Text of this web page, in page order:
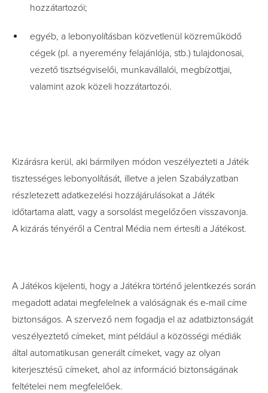
hozzátartozói;
egyéb, a lebonyolításban közvetlenül közreműködő
cégek (pl. a nyeremény felajánlója, stb.) tulajdonosai,
vezető tisztségviselői, munkavállalói, megbízottjai,
valamint azok közeli hozzátartozói.
Kizárásra kerül, aki bármilyen módon veszélyezteti a Játék
tisztességes lebonyolítását, illetve a jelen Szabályzatban
részletezett adatkezelési hozzájárulásokat a Játék
időtartama alatt, vagy a sorsolást megelőzően visszavonja.
A kizárás tényéről a Central Média nem értesíti a Játékost.
A Játékos kijelenti, hogy a Játékra történő jelentkezés során
megadott adatai megfelelnek a valóságnak és e-mail címe
biztonságos. A szervező nem fogadja el az adatbiztonságát
veszélyeztető címeket, mint például a közösségi médiák
által automatikusan generált címeket, vagy az olyan
kiterjesztésű címeket, ahol az információ biztonságának
feltételei nem megfelelőek.